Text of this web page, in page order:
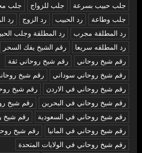
جلب حبيب بسرعة
جلب للزواج جلب
جلب وطاعة
رد الحبيب رد الزوج رد
رد المطلقة مجرب
رد المطلقة وجلب
رد المطلقه سريعا
رقم الشيخ يفك السحر
رقم شيخ روحاني
رقم شيخ روحاني ثقة
رقم شيخ روحاني سوداني
رقم شيخ
رقم شيخ روحاني في الاردن
رقم شيخ
رقم شيخ روحاني في البحرين
رقم شيخ
رقم شيخ روحاني في السعودية
رقم شيخ
رقم شيخ روحاني في المانيا
رقم شيخ
رقم شيخ روحاني في الولايات المتحدة